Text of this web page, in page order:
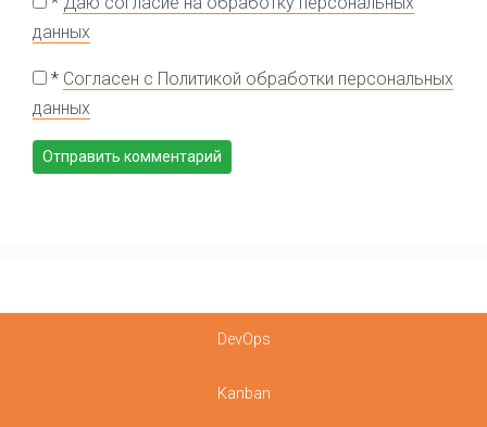
данных
* Согласен с Политикой обработки персональных
данных
DevOps
Kanban